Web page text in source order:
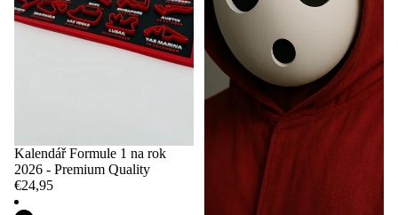
Kalendář Formule 1 na rok
2026 - Premium Quality
€24,95